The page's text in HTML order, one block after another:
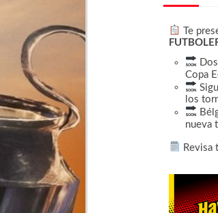
Te
Copa
los
nueva
Revisa